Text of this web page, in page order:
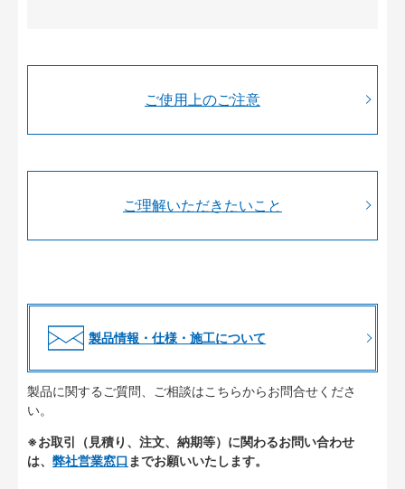
ご使用上のご注意
ご理解いただきたいこと
製品情報・仕様・施工について
製品に関するご質問、ご相談はこちらからお問合せくださ
い。
※お取引（見積り、注文、納期等）に関わるお問い合わせ
は、 弊社営業窓口 までお願いいたします。